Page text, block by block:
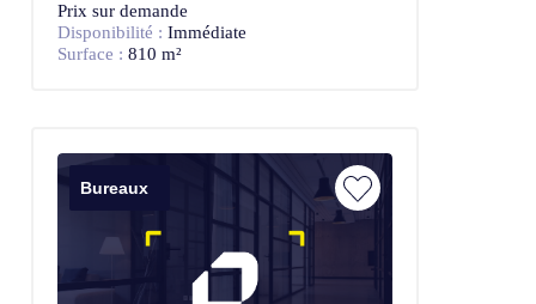
Prix sur demande
Disponibilité : Immédiate
Surface : 810 m²
Bureaux